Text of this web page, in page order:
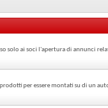
solo ai soci l'apertura di annunci
per essere montati su di un